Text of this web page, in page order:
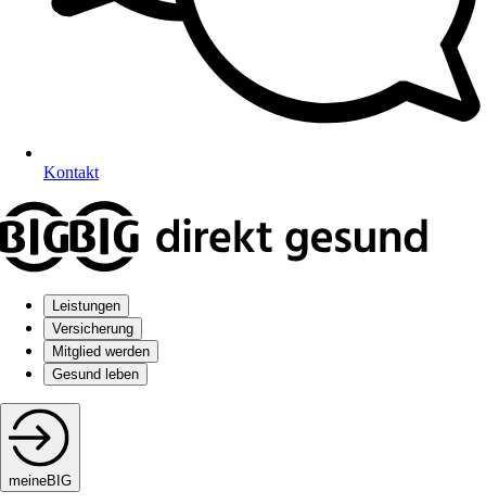
Kontakt
Leistungen
Versicherung
Mitglied werden
Gesund leben
meineBIG